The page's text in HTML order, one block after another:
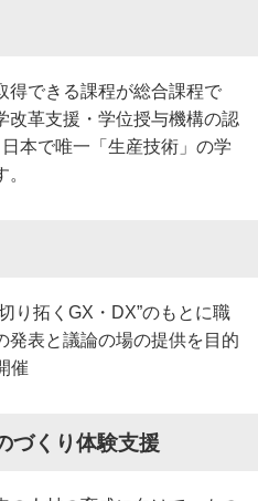
得できる課程が総合課程で
改革支援・学位授与機構の認
本で唯一「生産技術」の学
り拓くGX・DX”のもとに職
発表と議論の場の提供を目的
催
づくり体験支援